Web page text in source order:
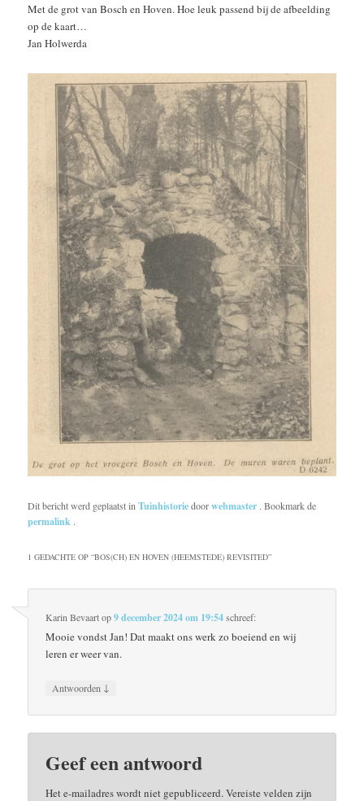
Met de grot van Bosch en Hoven. Hoe leuk passend bij de afbeelding
op de kaart…
Jan Holwerda
Dit bericht werd geplaatst inTuinhistoriedoorwebmaster . Bookmark de
permalink .
1 GEDACHTE OP “BOS(CH) EN HOVEN (HEEMSTEDE) REVISITED”
Karin Bevaartop9 december 2024 om 19:54schreef:
Mooie vondst Jan! Dat maakt ons werk zo boeiend en wij
leren er weer van.
Antwoorden ↓
Geef een antwoord
Het e-mailadres wordt niet gepubliceerd.Vereiste velden zijn